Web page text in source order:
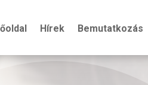
Hírek Bemutatkozás